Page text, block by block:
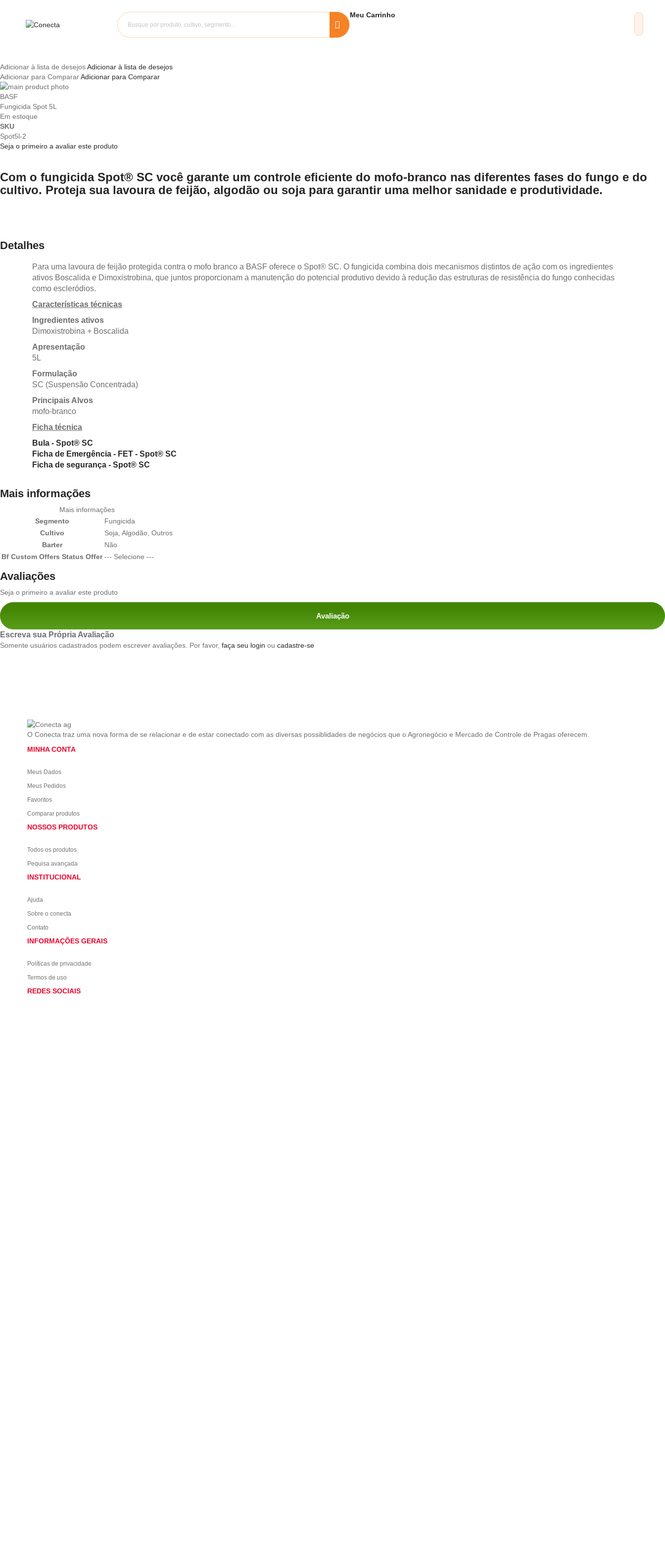
Meu Carrinho
Adicionar à lista de desejosAdicionar à lista de desejos
Adicionar para CompararAdicionar para Comparar
Pular
para
o
final
da
Galeria
de
Saltar
para
o
início
da
Galeria
BASF
Fungicida Spot 5L
Em estoque
SKU
Spot5l-2
Seja o primeiro a avaliar este produto
Com o fungicida Spot® SC você garante um controle eficiente do mofo-branco nas diferentes fases do fungo e do
cultivo. Proteja sua lavoura de feijão, algodão ou soja para garantir uma melhor sanidade e produtividade.
Detalhes
Para uma lavoura de feijão protegida contra o mofo branco a BASF oferece o Spot® SC. O fungicida combina dois mecanismos distintos de ação com os ingredientes
ativos Boscalida e Dimoxistrobina, que juntos proporcionam a manutenção do potencial produtivo devido à redução das estruturas de resistência do fungo conhecidas
como escleródios.
Características técnicas
Ingredientes ativos
Dimoxistrobina + Boscalida
Apresentação
5L
Formulação
SC (Suspensão Concentrada)
Principais Alvos
mofo-branco
Ficha técnica
Bula - Spot® SC
Ficha de Emergência - FET - Spot® SC
Ficha de segurança - Spot® SC
Mais informações
Mais informações
Segmento
Fungicida
Cultivo
Soja, Algodão, Outros
Barter
Não
Bf Custom Offers Status Offer --- Selecione ---
Avaliações
Seja o primeiro a avaliar este produto
Avaliação
Escreva sua Própria Avaliação
Somente usuários cadastrados podem escrever avaliações. Por favor, faça seu login ou cadastre-se
O Conecta traz uma nova forma de se relacionar e de estar conectado com as diversas possiblidades de negócios que o Agronegócio e Mercado de Controle de Pragas oferecem.
MINHA CONTA
Meus Dados
Meus Pedidos
Favoritos
Comparar produtos
NOSSOS PRODUTOS
Todos os produtos
Pequisa avançada
INSTITUCIONAL
Ajuda
Sobre o conecta
Contato
INFORMAÇÕES GERAIS
Políticas de privacidade
Termos de uso
REDES SOCIAIS